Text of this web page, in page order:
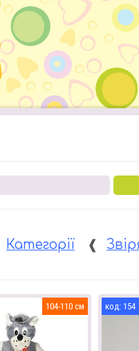
Категорії ❰
104-110 154